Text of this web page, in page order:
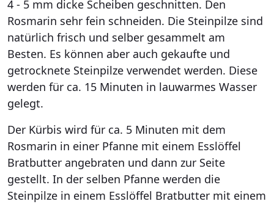
4 - 5 mm dicke Scheiben geschnitten. Den
Rosmarin sehr fein schneiden. Die Steinpilze sind
natürlich frisch und selber gesammelt am
Besten. Es können aber auch gekaufte und
getrocknete Steinpilze verwendet werden. Diese
werden für ca. 15 Minuten in lauwarmes Wasser
gelegt.
Der Kürbis wird für ca. 5 Minuten mit dem
Rosmarin in einer Pfanne mit einem Esslöffel
Bratbutter angebraten und dann zur Seite
gestellt. In der selben Pfanne werden die
Steinpilze in einem Esslöffel Bratbutter mit einem